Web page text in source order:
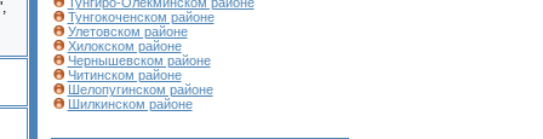
Тунгокоченском районе
Улетовском районе
Хилокском районе
Чернышевском районе
Читинском районе
Шелопугинском районе
Шилкинском районе